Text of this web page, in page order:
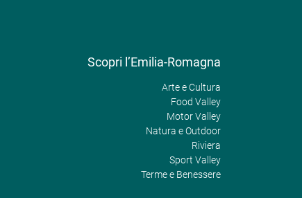
Scopri l’Emilia-Romagna
Arte e Cultura
Food Valley
Motor Valley
Natura e Outdoor
Riviera
Sport Valley
Terme e Benessere